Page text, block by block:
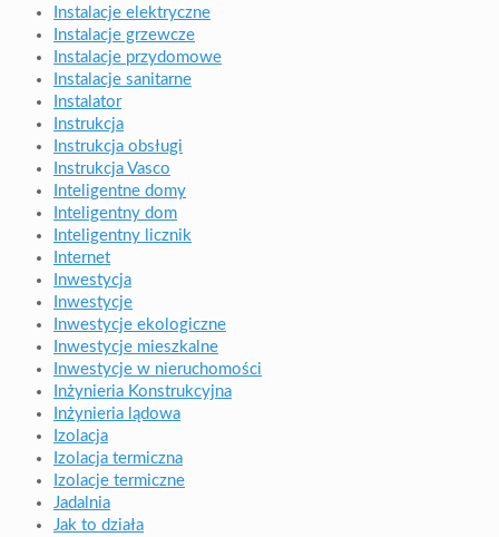
Instalacje elektryczne
Instalacje grzewcze
Instalacje przydomowe
Instalacje sanitarne
Instalator
Instrukcja
Instrukcja obsługi
Instrukcja Vasco
Inteligentne domy
Inteligentny dom
Inteligentny licznik
Internet
Inwestycja
Inwestycje
Inwestycje ekologiczne
Inwestycje mieszkalne
Inwestycje w nieruchomości
Inżynieria Konstrukcyjna
Inżynieria lądowa
Izolacja
Izolacja termiczna
Izolacje termiczne
Jadalnia
Jak to działa